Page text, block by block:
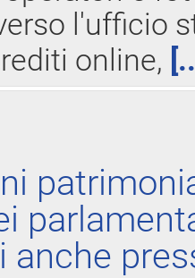
l'ufficio
online,